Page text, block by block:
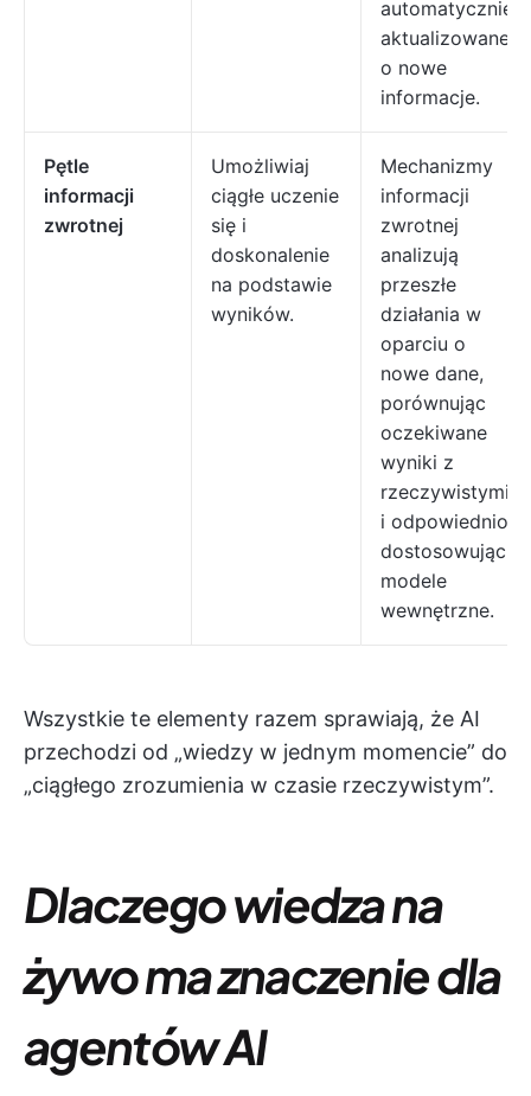
automatycznie
aktualizowane
o nowe
informacje.
Pętle
informacji
zwrotnej
Umożliwiaj
ciągłe uczenie
się i
doskonalenie
na podstawie
wyników.
Mechanizmy
informacji
zwrotnej
analizują
przeszłe
działania w
oparciu o
nowe dane,
porównując
oczekiwane
wyniki z
rzeczywistymi
i odpowiednio
dostosowując
modele
wewnętrzne.
Wszystkie te elementy razem sprawiają, że AI
przechodzi od „wiedzy w jednym momencie” do
„ciągłego zrozumienia w czasie rzeczywistym”.
Dlaczego wiedza na
żywo ma znaczenie dla
agentów AI